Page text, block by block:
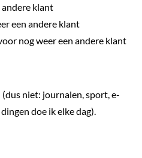
andere klant
een andere klant
nog weer een andere klant
niet: journalen, sport, e-
doe ik elke dag).